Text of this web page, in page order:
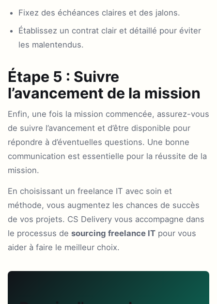
Fixez des échéances claires et des jalons.
Établissez un contrat clair et détaillé pour éviter
les malentendus.
Étape 5 : Suivre
l’avancement de la mission
Enfin, une fois la mission commencée, assurez-vous
de suivre l’avancement et d’être disponible pour
répondre à d’éventuelles questions. Une bonne
communication est essentielle pour la réussite de la
mission.
En choisissant un freelance IT avec soin et
méthode, vous augmentez les chances de succès
de vos projets. CS Delivery vous accompagne dans
le processus de sourcing freelance IT pour vous
aider à faire le meilleur choix.